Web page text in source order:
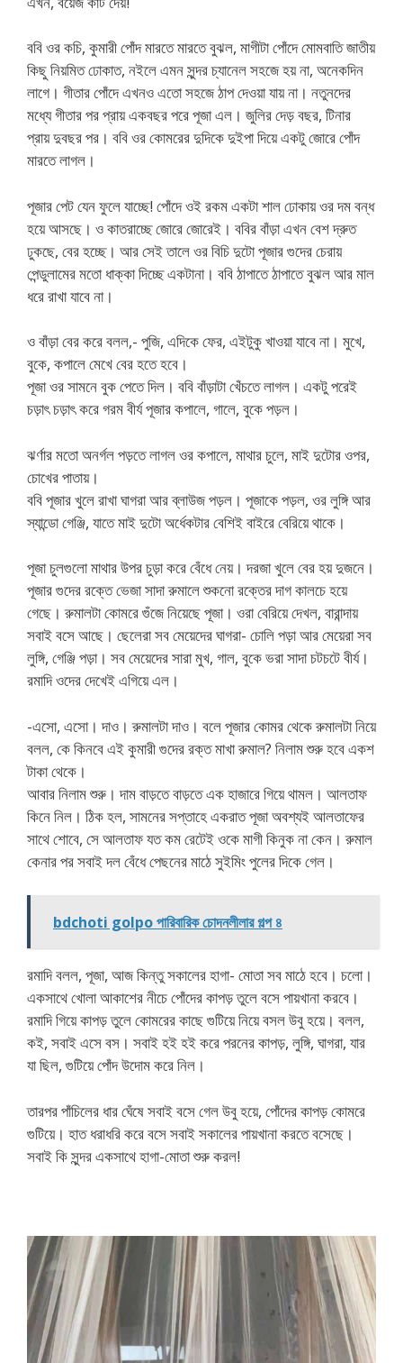
ববি ওর কচি, কুমারী পোঁদ মারতে মারতে বুঝল, মাগীটা পোঁদে মোমবাতি জাতীয়
কিছু নিয়মিত ঢোকাত, নইলে এমন সুন্দর চ্যানেল সহজে হয় না, অনেকদিন
লাগে। গীতার পোঁদে এখনও এতো সহজে ঠাপ দেওয়া যায় না। নতুনদের
মধ্যে গীতার পর প্রায় একবছর পরে পূজা এল। জুলির দেড় বছর, টিনার
প্রায় দুবছর পর। ববি ওর কোমরের দুদিকে দুইপা দিয়ে একটু জোরে পোঁদ
মারতে লাগল।
পূজার পেট যেন ফুলে যাচ্ছে! পোঁদে ওই রকম একটা শাল ঢোকায় ওর দম বন্ধ
হয়ে আসছে। ও কাতরাচ্ছে জোরে জোরেই। ববির বাঁড়া এখন বেশ দ্রুত
ঢুকছে, বের হচ্ছে। আর সেই তালে ওর বিচি দুটো পূজার গুদের চেরায়
পেন্ডুলামের মতো ধাক্কা দিচ্ছে একটানা। ববি ঠাপাতে ঠাপাতে বুঝল আর মাল
ধরে রাখা যাবে না।
ও বাঁড়া বের করে বলল,- পুজি, এদিকে ফের, এইটুকু খাওয়া যাবে না। মুখে,
বুকে, কপালে মেখে বের হতে হবে।
পূজা ওর সামনে বুক পেতে দিল। ববি বাঁড়াটা খেঁচতে লাগল। একটু পরেই
চড়াৎ চড়াৎ করে গরম বীর্য পূজার কপালে, গালে, বুকে পড়ল।
ঝর্ণার মতো অনর্গল পড়তে লাগল ওর কপালে, মাথার চুলে, মাই দুটোর ওপর,
চোখের পাতায়।
ববি পূজার খুলে রাখা ঘাগরা আর ব্লাউজ পড়ল। পূজাকে পড়ল, ওর লুঙ্গি আর
স্যান্ডো গেঞ্জি, যাতে মাই দুটো অর্ধেকটার বেশিই বাইরে বেরিয়ে থাকে।
পূজা চুলগুলো মাথার উপর চুড়া করে বেঁধে নেয়। দরজা খুলে বের হয় দুজনে।
পূজার গুদের রক্তে ভেজা সাদা রুমালে শুকনো রক্তের দাগ কালচে হয়ে
গেছে। রুমালটা কোমরে গুঁজে নিয়েছে পূজা। ওরা বেরিয়ে দেখল, বারান্দায়
সবাই বসে আছে। ছেলেরা সব মেয়েদের ঘাগরা- চোলি পড়া আর মেয়েরা সব
লুঙ্গি, গেঞ্জি পড়া। সব মেয়েদের সারা মুখ, গাল, বুকে ভরা সাদা চটচটে বীর্য।
রমাদি ওদের দেখেই এগিয়ে এল।
-এসো, এসো। দাও। রুমালটা দাও। বলে পূজার কোমর থেকে রুমালটা নিয়ে
বলল, কে কিনবে এই কুমারী গুদের রক্ত মাখা রুমাল? নিলাম শুরু হবে একশ
টাকা থেকে।
আবার নিলাম শুরু। দাম বাড়তে বাড়তে এক হাজারে গিয়ে থামল। আলতাফ
কিনে নিল। ঠিক হল, সামনের সপ্তাহে একরাত পূজা অবশ্যই আলতাফের
সাথে শোবে, সে আলতাফ যত কম রেটেই ওকে মাগী কিনুক না কেন। রুমাল
কেনার পর সবাই দল বেঁধে পেছনের মাঠে সুইমিং পুলের দিকে গেল।
bdchoti golpo পারিবারিক চোদনলীলার গল্প ৪
রমাদি বলল, পূজা, আজ কিন্তু সকালের হাগা- মোতা সব মাঠে হবে। চলো।
একসাথে খোলা আকাশের নীচে পোঁদের কাপড় তুলে বসে পায়খানা করবে।
রমাদি গিয়ে কাপড় তুলে কোমরের কাছে গুটিয়ে নিয়ে বসল উবু হয়ে। বলল,
কই, সবাই এসে বস। সবাই হই হই করে পরনের কাপড়, লুঙ্গি, ঘাগরা, যার
যা ছিল, গুটিয়ে পোঁদ উদোম করে নিল।
তারপর পাঁচিলের ধার ঘেঁষে সবাই বসে গেল উবু হয়ে, পোঁদের কাপড় কোমরে
গুটিয়ে। হাত ধরাধরি করে বসে সবাই সকালের পায়খানা করতে বসেছে।
সবাই কি সুন্দর একসাথে হাগা-মোতা শুরু করল!